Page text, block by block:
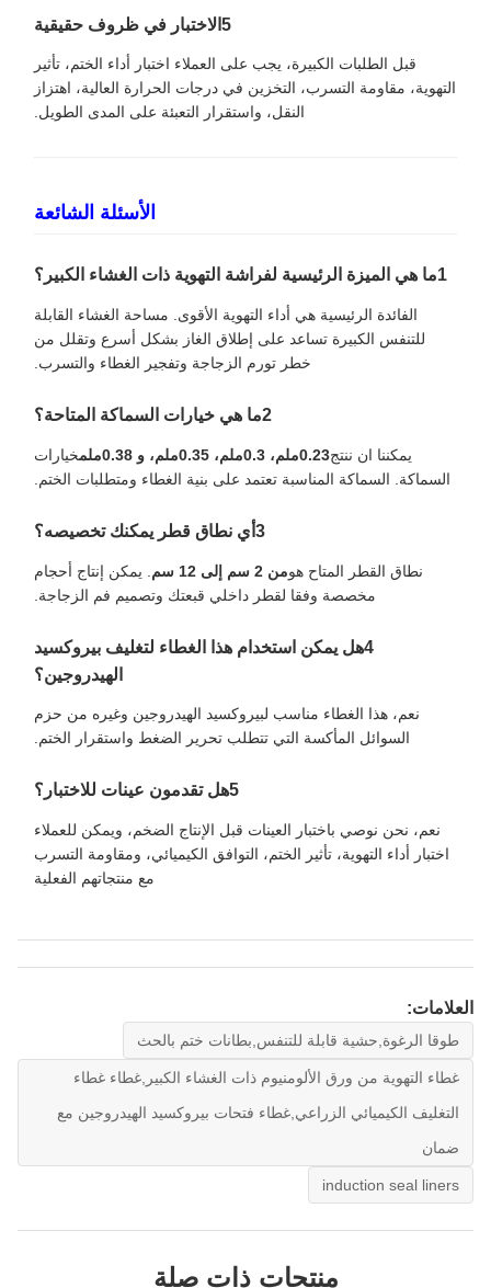
5الاختبار في ظروف حقيقية
قبل الطلبات الكبيرة، يجب على العملاء اختبار أداء الختم، تأثير
التهوية، مقاومة التسرب، التخزين في درجات الحرارة العالية، اهتزاز
النقل، واستقرار التعبئة على المدى الطويل.
الأسئلة الشائعة
1ما هي الميزة الرئيسية لفراشة التهوية ذات الغشاء الكبير؟
الفائدة الرئيسية هي أداء التهوية الأقوى. مساحة الغشاء القابلة
للتنفس الكبيرة تساعد على إطلاق الغاز بشكل أسرع وتقلل من
خطر تورم الزجاجة وتفجير الغطاء والتسرب.
2ما هي خيارات السماكة المتاحة؟
يمكننا ان ننتج0.23ملم، 0.3ملم، 0.35ملم، و 0.38ملم
خيارات
السماكة. السماكة المناسبة تعتمد على بنية الغطاء ومتطلبات الختم.
3أي نطاق قطر يمكنك تخصيصه؟
نطاق القطر المتاح هومن 2 سم إلى 12 سم
. يمكن إنتاج أحجام
مخصصة وفقا لقطر داخلي قبعتك وتصميم فم الزجاجة.
4هل يمكن استخدام هذا الغطاء لتغليف بيروكسيد
الهيدروجين؟
نعم، هذا الغطاء مناسب لبيروكسيد الهيدروجين وغيره من حزم
السوائل المأكسة التي تتطلب تحرير الضغط واستقرار الختم.
5هل تقدمون عينات للاختبار؟
نعم، نحن نوصي باختبار العينات قبل الإنتاج الضخم، ويمكن للعملاء
اختبار أداء التهوية، تأثير الختم، التوافق الكيميائي، ومقاومة التسرب
مع منتجاتهم الفعلية
العلامات:
طوقا الرغوة,حشية قابلة للتنفس,بطانات ختم بالحث
غطاء التهوية من ورق الألومنيوم ذات الغشاء الكبير,غطاء غطاء
التغليف الكيميائي الزراعي,غطاء فتحات بيروكسيد الهيدروجين مع
ضمان
induction seal liners
منتجات ذات صلة